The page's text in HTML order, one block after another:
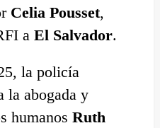
Celia Pousset,
a El Salvador.
la policía
la abogada y
humanos Ruth